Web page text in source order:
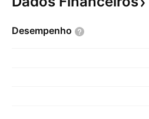
Desempenho